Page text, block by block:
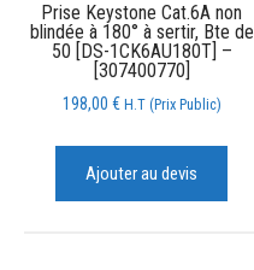
Prise Keystone Cat.6A non
blindée à 180° à sertir, Bte de
50 [DS-1CK6AU180T] –
[307400770]
198,00 € H.T (Prix Public)
Ajouter au devis